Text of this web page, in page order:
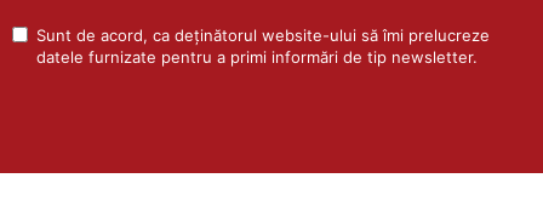
Sunt de acord, ca deținătorul website-ului să îmi prelucreze
datele furnizate pentru a primi informări de tip newsletter.